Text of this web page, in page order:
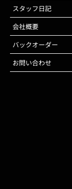
スタッフ日記
会社概要
バックオーダー
お問い合わせ